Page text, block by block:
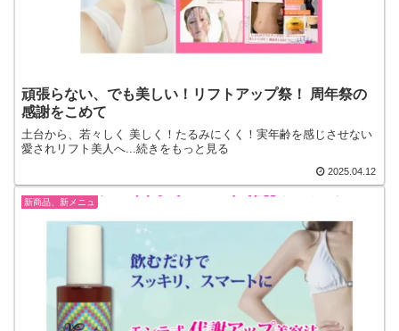
頑張らない、でも美しい！リフトアップ祭！ 周年祭の
感謝をこめて
土台から、若々しく 美しく！たるみにくく！実年齢を感じさせない
愛されリフト美人へ...続きをもっと見る
2025.04.12
新商品、新メニュ